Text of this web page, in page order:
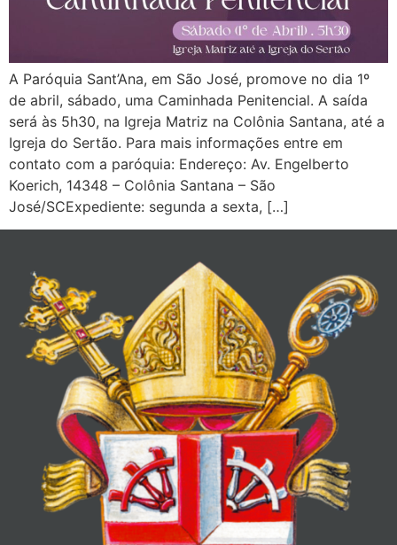
A Paróquia Sant’Ana, em São José, promove no dia 1º
de abril, sábado, uma Caminhada Penitencial. A saída
será às 5h30, na Igreja Matriz na Colônia Santana, até a
Igreja do Sertão. Para mais informações entre em
contato com a paróquia: Endereço: Av. Engelberto
Koerich, 14348 – Colônia Santana – São
José/SCExpediente: segunda a sexta, […]